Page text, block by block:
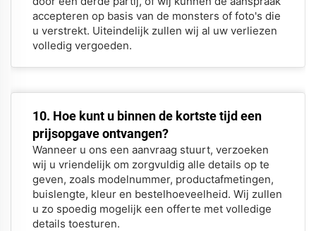
accepteren op basis van de monsters of foto's die
u verstrekt. Uiteindelijk zullen wij al uw verliezen
volledig vergoeden.
10. Hoe kunt u binnen de kortste tijd een
prijsopgave ontvangen?
Wanneer u ons een aanvraag stuurt, verzoeken
wij u vriendelijk om zorgvuldig alle details op te
geven, zoals modelnummer, productafmetingen,
buislengte, kleur en bestelhoeveelheid. Wij zullen
u zo spoedig mogelijk een offerte met volledige
details toesturen.